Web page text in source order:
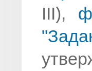
III),